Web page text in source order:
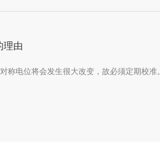
理由
称电位将会发生很大改变，故必须定期校准。